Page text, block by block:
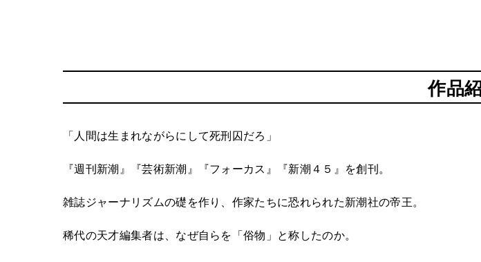
作品
「人間は生まれながらにして死刑囚だろ」
『週刊新潮』『芸術新潮』『フォーカス』『新潮４５』を創刊。
雑誌ジャーナリズムの礎を作り、作家たちに恐れられた新潮社の帝王。
稀代の天才編集者は、なぜ自らを「俗物」と称したのか。